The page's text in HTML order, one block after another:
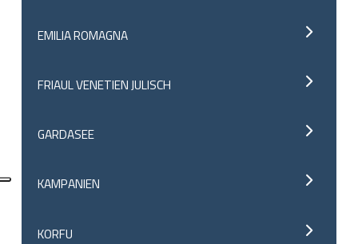
EMILIA ROMAGNA
FRIAUL VENETIEN JULISCH
GARDASEE
KAMPANIEN
KORFU